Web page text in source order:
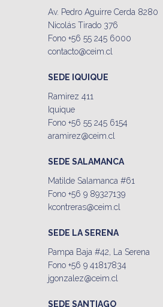
Av. Pedro Aguirre Cerda 8280
Nicolás Tirado 376
Fono +56 55 245 6000
contacto@ceim.cl
SEDE IQUIQUE
Ramirez 411
Iquique
Fono +56 55 245 6154
aramirez@ceim.cl
SEDE SALAMANCA
Matilde Salamanca #61
Fono +56 9 89327139
kcontreras@ceim.cl
SEDE LA SERENA
Pampa Baja #42, La Serena
Fono +56 9 41817834
jgonzalez@ceim.cl
SEDE SANTIAGO